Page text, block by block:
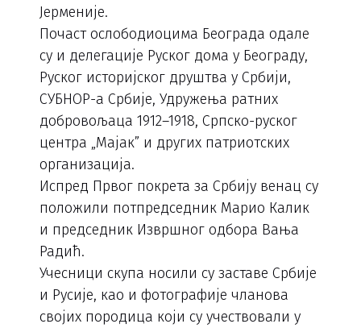
Јерменије.
Почаст ослободиоцима Београда одале
су и делегације Руског дома у Београду,
Руског историјског друштва у Србији,
СУБНОР-а Србије, Удружења ратних
добровољаца 1912–1918, Српско-руског
центра „Мајак” и других патриотских
организација.
Испред Првог покрета за Србију венац су
положили потпредседник Марио Калик
и председник Извршног одбора Вања
Радић.
Учесници скупа носили су заставе Србије
и Русије, као и фотографије чланова
својих породица који су учествовали у